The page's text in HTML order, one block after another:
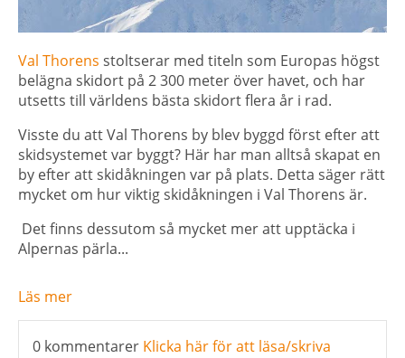
Val Thorens stoltserar med titeln som Europas högst
belägna skidort på 2 300 meter över havet, och har
utsetts till världens bästa skidort flera år i rad.
Visste du att Val Thorens by blev byggd först efter att
skidsystemet var byggt? Här har man alltså skapat en
by efter att skidåkningen var på plats. Detta säger rätt
mycket om hur viktig skidåkningen i Val Thorens är.
Det finns dessutom så mycket mer att upptäcka i
Alpernas pärla...
Läs mer
0 kommentarer Klicka här för att läsa/skriva